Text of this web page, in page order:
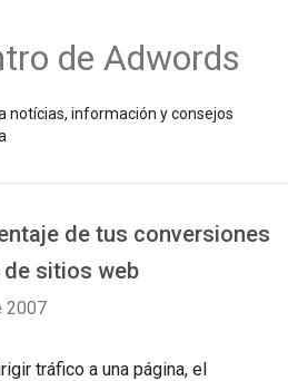
de Adwords
notícias, información y consejos
de tus conversiones
sitios web
2007
tráfico a una página, el